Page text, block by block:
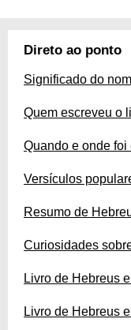
Direto ao ponto
Significado do
Quem escreveu o
Quando e onde
Versículos
Resumo de
Curiosidades
Livro de Hebreus
Livro de Hebreus